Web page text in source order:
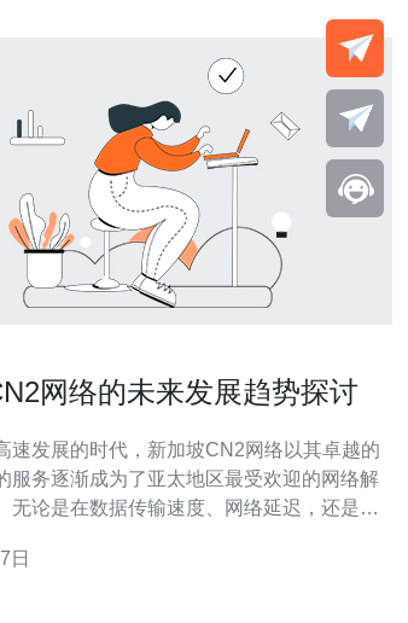
网络的未来发展趋势探讨
速发展的时代，新加坡CN2网络以其卓越的
服务逐渐成为了亚太地区最受欢迎的网络解
无论是在数据传输速度、网络延迟，还是在
网络的未来发展趋势进行深入探讨，分析
日